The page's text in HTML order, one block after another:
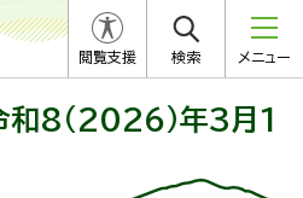
閲覧支援 検索 メニュー
8（2026）年3月1